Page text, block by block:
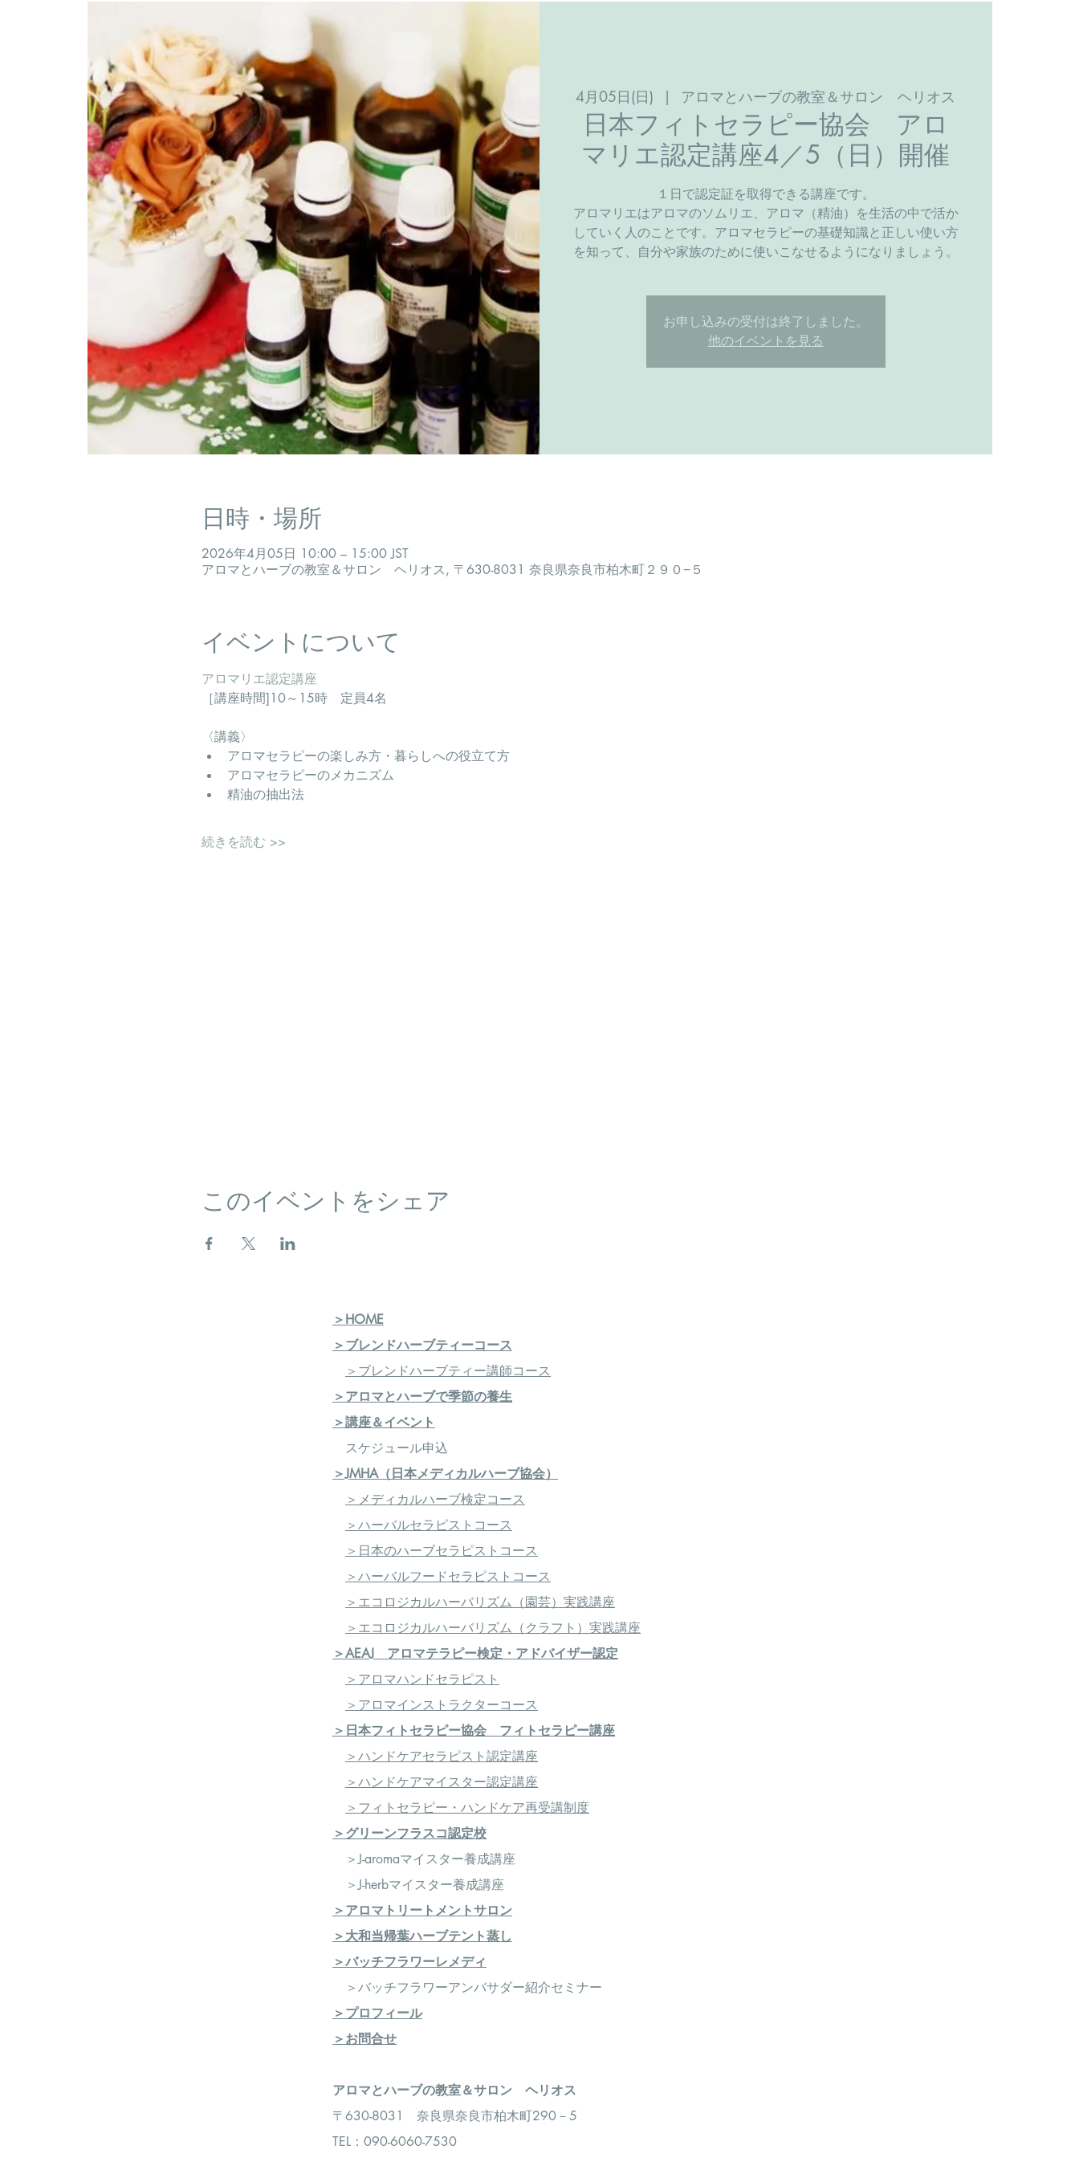
4月05日(日)
  |
アロマとハーブの教室＆サロン ヘリオス
日本フィトセラピー協会 アロ
マリエ認定講座4／5（日）開催
１日で認定証を取得できる講座です。
アロマリエはアロマのソムリエ、アロマ（精油）を生活の中で活か
していく人のことです。アロマセラピーの基礎知識と正しい使い方
を知って、自分や家族のために使いこなせるようになりましょう。
お申し込みの受付は終了しました。
他のイベントを見る
日時・場所
2026年4月05日 10:00 – 15:00 JST
アロマとハーブの教室＆サロン ヘリオス, 〒630-8031 奈良県奈良市柏木町２９０−５
イベントについて
アロマリエ認定講座
［講座時間]10～15時　定員4名
〈講義〉
アロマセラピーの楽しみ方・暮らしへの役立て方
アロマセラピーのメカニズム
精油の抽出法
続きを読む >>
このイベントをシェア
＞HOME
＞ブレンドハーブティーコース
＞ブレンドハーブティー講師コース
＞アロマとハーブで季節の養生
＞講座＆イベント
スケジュール申込
＞JMHA（日本メディカルハーブ協会）
＞メディカルハーブ検定コース
＞ハーバルセラピストコース
＞日本のハーブセラピストコース
＞ハーバルフードセラピストコース
＞エコロジカルハーバリズム（園芸）実践講座
＞エコロジカルハーバリズム（クラフト）実践講座
＞AEAJ アロマテラピー検定・アドバイザー認定
＞アロマハンドセラピスト
＞アロマインストラクターコース
＞日本フィトセラピー協会 フィトセラピー講座
＞ハンドケアセラピスト認定講座
＞ハンドケアマイスター認定講座
＞フィトセラピー・ハンドケア再受講制度
＞グリーンフラスコ認定校
＞J-aromaマイスター養成講座
＞J-herbマイスター養成講座
＞アロマトリートメントサロン
＞大和当帰葉ハーブテント蒸し
＞バッチフラワーレメディ
​ ＞バッチフラワーアンバサダー紹介セミナー
＞プロフィール
＞お問合せ
​​アロマとハーブの教室＆サロン ヘリオス
〒630-8031 奈良県奈良市柏木町290－5
TEL：090-6060-7530